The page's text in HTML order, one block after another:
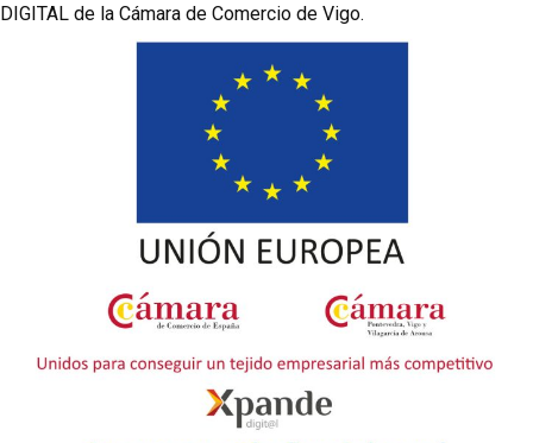
DIGITAL de la Cámara de Comercio de Vigo.